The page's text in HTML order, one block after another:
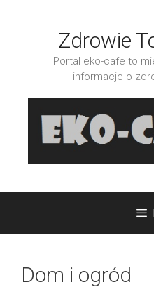
Zdrowie
Portal eko-cafe to
informacje o
Dom i ogród